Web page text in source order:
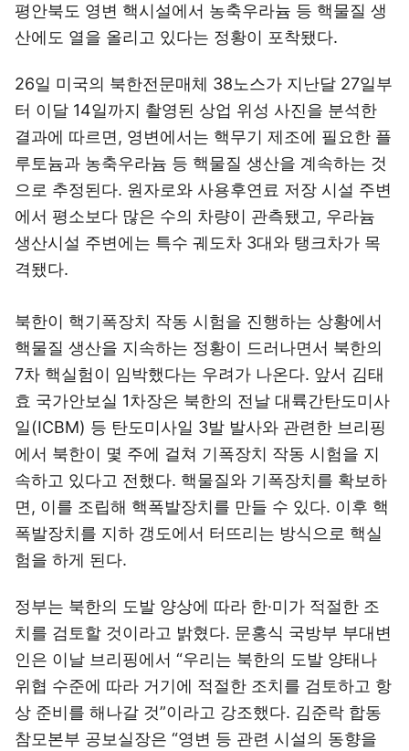
평안북도 영변 핵시설에서 농축우라늄 등 핵물질 생
산에도 열을 올리고 있다는 정황이 포착됐다.
26일 미국의 북한전문매체 38노스가 지난달 27일부
터 이달 14일까지 촬영된 상업 위성 사진을 분석한
결과에 따르면, 영변에서는 핵무기 제조에 필요한 플
루토늄과 농축우라늄 등 핵물질 생산을 계속하는 것
으로 추정된다. 원자로와 사용후연료 저장 시설 주변
에서 평소보다 많은 수의 차량이 관측됐고, 우라늄
생산시설 주변에는 특수 궤도차 3대와 탱크차가 목
격됐다.
북한이 핵기폭장치 작동 시험을 진행하는 상황에서
핵물질 생산을 지속하는 정황이 드러나면서 북한의
7차 핵실험이 임박했다는 우려가 나온다. 앞서 김태
효 국가안보실 1차장은 북한의 전날 대륙간탄도미사
일(ICBM) 등 탄도미사일 3발 발사와 관련한 브리핑
에서 북한이 몇 주에 걸쳐 기폭장치 작동 시험을 지
속하고 있다고 전했다. 핵물질와 기폭장치를 확보하
면, 이를 조립해 핵폭발장치를 만들 수 있다. 이후 핵
폭발장치를 지하 갱도에서 터뜨리는 방식으로 핵실
험을 하게 된다.
정부는 북한의 도발 양상에 따라 한·미가 적절한 조
치를 검토할 것이라고 밝혔다. 문홍식 국방부 부대변
인은 이날 브리핑에서 “우리는 북한의 도발 양태나
위협 수준에 따라 거기에 적절한 조치를 검토하고 항
상 준비를 해나갈 것”이라고 강조했다. 김준락 합동
참모본부 공보실장은 “영변 등 관련 시설의 동향을